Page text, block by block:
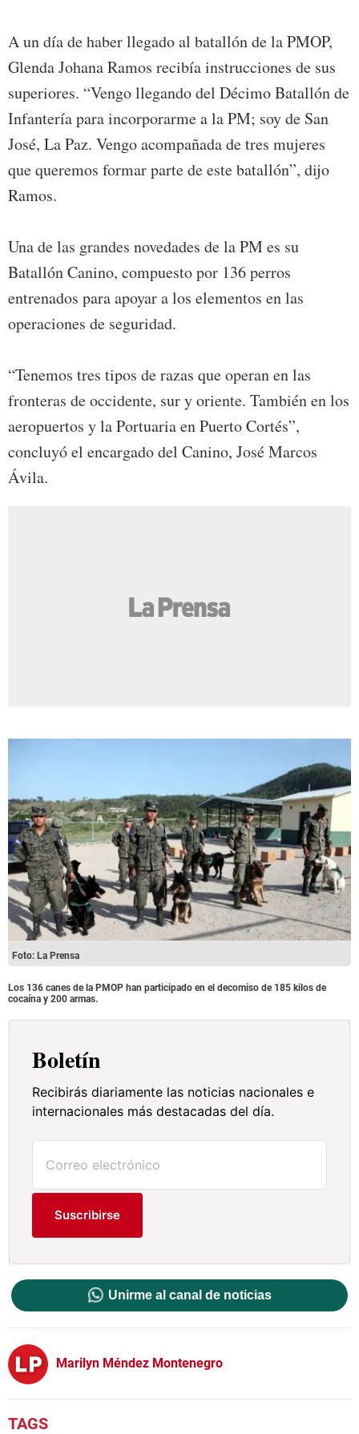
A un día de haber llegado al batallón de la PMOP,
Glenda Johana Ramos recibía instrucciones de sus
superiores. “Vengo llegando del Décimo Batallón de
Infantería para incorporarme a la PM; soy de San
José, La Paz. Vengo acompañada de tres mujeres
que queremos formar parte de este batallón”, dijo
Ramos.
Una de las grandes novedades de la PM es su
Batallón Canino, compuesto por 136 perros
entrenados para apoyar a los elementos en las
operaciones de seguridad.
“Tenemos tres tipos de razas que operan en las
fronteras de occidente, sur y oriente. También en los
aeropuertos y la Portuaria en Puerto Cortés”,
concluyó el encargado del Canino, José Marcos
Ávila.
Foto: La Prensa
Los 136 canes de la PMOP han participado en el decomiso de 185 kilos de
cocaína y 200 armas.
Boletín
Recibirás diariamente las noticias nacionales e
internacionales más destacadas del día.
Suscribirse
Unirme al canal de noticias
Marilyn Méndez Montenegro